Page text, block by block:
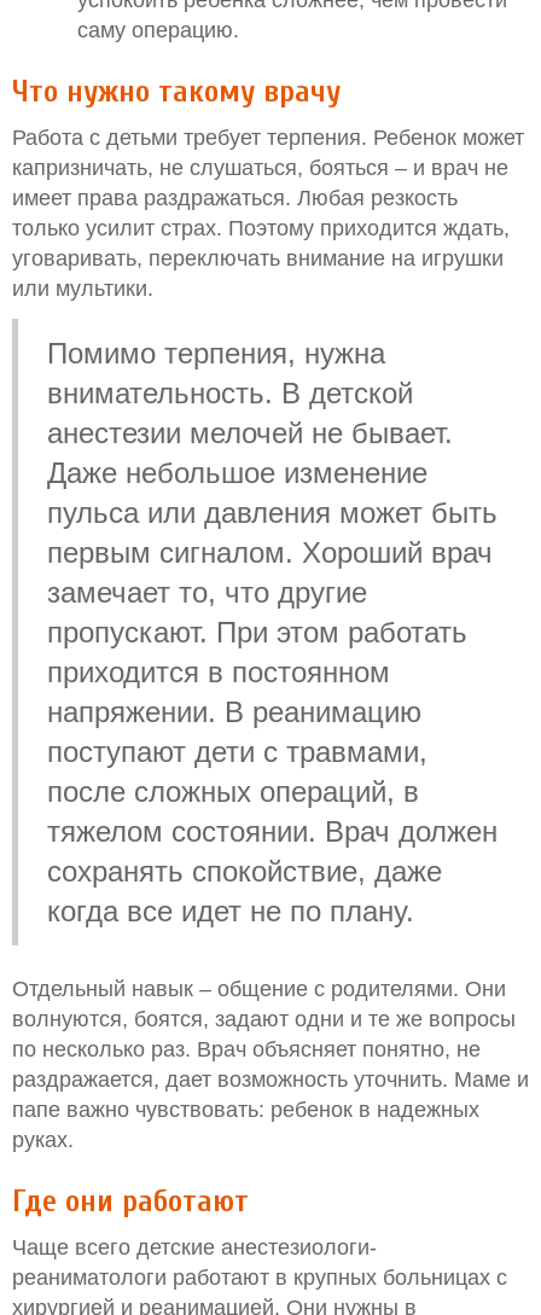
саму операцию.
Что нужно такому врачу
Работа с детьми требует терпения. Ребенок может
капризничать, не слушаться, бояться – и врач не
имеет права раздражаться. Любая резкость
только усилит страх. Поэтому приходится ждать,
уговаривать, переключать внимание на игрушки
или мультики.
Помимо терпения, нужна
внимательность. В детской
анестезии мелочей не бывает.
Даже небольшое изменение
пульса или давления может быть
первым сигналом. Хороший врач
замечает то, что другие
пропускают. При этом работать
приходится в постоянном
напряжении. В реанимацию
поступают дети с травмами,
после сложных операций, в
тяжелом состоянии. Врач должен
сохранять спокойствие, даже
когда все идет не по плану.
Отдельный навык – общение с родителями. Они
волнуются, боятся, задают одни и те же вопросы
по несколько раз. Врач объясняет понятно, не
раздражается, дает возможность уточнить. Маме и
папе важно чувствовать: ребенок в надежных
руках.
Где они работают
Чаще всего детские анестезиологи-
реаниматологи работают в крупных больницах с
хирургией и реанимацией. Они нужны в